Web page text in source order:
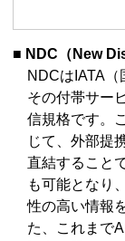
■ NDC（New
NDCはIATA
その付帯サー
信規格です。
じて、外部提
直結すること
も可能となり
性の高い情報
た、これまで